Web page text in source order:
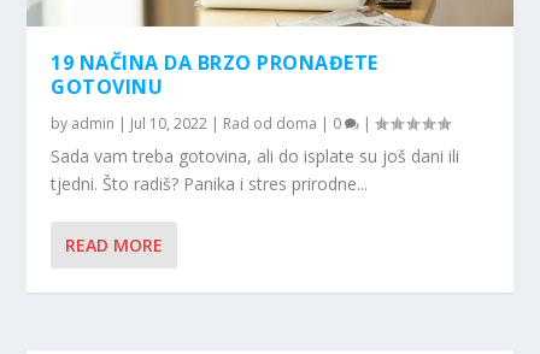
19 NAČINA DA BRZO PRONAĐETE
GOTOVINU
by admin | Jul 10, 2022 | Rad od doma | 0 |
Sada vam treba gotovina, ali do isplate su još dani ili
tjedni. Što radiš? Panika i stres prirodne...
READ MORE